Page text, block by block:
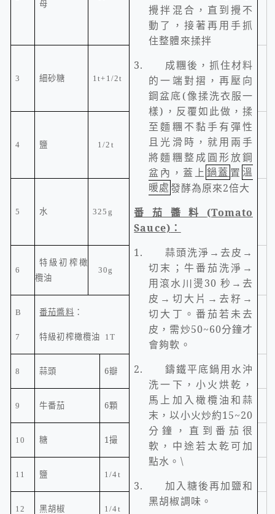
攪拌混合，直到攪不
動了，接著再用手抓
住整體來揉拌
3.
成糰後，抓住材料
的一端對摺，再壓向
鋼盆底(像揉洗衣服一
樣) ，反覆如此做，揉
至麵糰不黏手有彈性
且光滑時，就用兩手
將麵糰整成圓形放鋼
盆內，蓋上 鍋蓋 置 溫
暖處發酵為原來2倍大
番茄醬料 (Tomato
Sauce) ：
1.
蒜頭洗淨→去皮→
切末；牛番茄洗淨→
用滾水川燙30 秒→去
皮→切大片→去籽→
切大丁。番茄若未去
皮，需炒50~60分鐘才
會夠軟。
2.
鑄鐵平底鍋用水沖
洗一下，小火烘乾，
馬上加入橄欖油和蒜
末，以小火炒約15~20
分鐘，直到番茄很
軟，中途若太乾可加
點水。 \
3.
加入糖後再加鹽和
黑胡椒調味。
母
3 細砂糖 1t+1/2t
4 鹽 1/2t
5 水 325g
6
特級初榨橄
欖油
30g
B
7
番茄醬料 ：
特級初榨橄欖油 1T
8 蒜頭 6瓣
9 牛番茄 6顆
10 糖 1撮
11 鹽 1/4t
12 黑胡椒 1/4t